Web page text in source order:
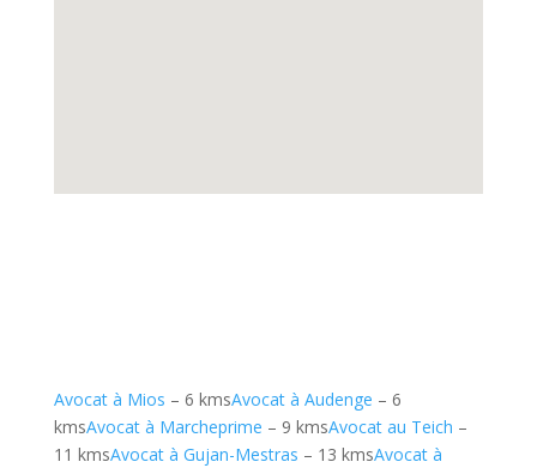
Avocat à Mios – 6 kmsAvocat à Audenge – 6
kmsAvocat à Marcheprime – 9 kmsAvocat au Teich –
11 kmsAvocat à Gujan-Mestras – 13 kmsAvocat à